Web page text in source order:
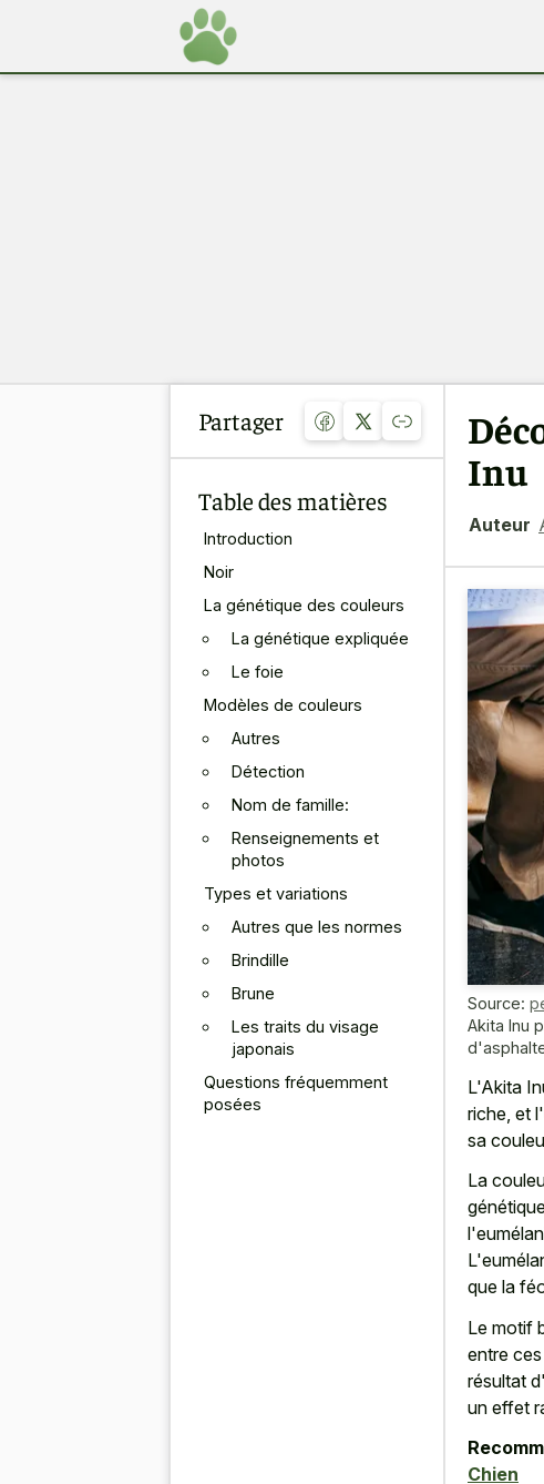
Partager
Table des matières
Introduction
Noir
La génétique des couleurs
La génétique expliquée
Le foie
Modèles de couleurs
Autres
Détection
Nom de famille:
Renseignements et
photos
Types et variations
Autres que les normes
Brindille
Brune
Les traits du visage
japonais
Questions fréquemment
posées
Inu
Auteur
Source:
Akita Inu
L'Akita
riche, et
sa
La
que la
Le motif
entre
résultat
un effet
Chien